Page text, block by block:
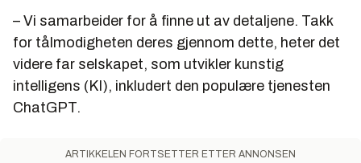
– Vi samarbeider for å finne ut av detaljene. Takk
for tålmodigheten deres gjennom dette, heter det
videre far selskapet, som utvikler kunstig
intelligens (KI), inkludert den populære tjenesten
ChatGPT.
ARTIKKELEN FORTSETTER ETTER ANNONSEN